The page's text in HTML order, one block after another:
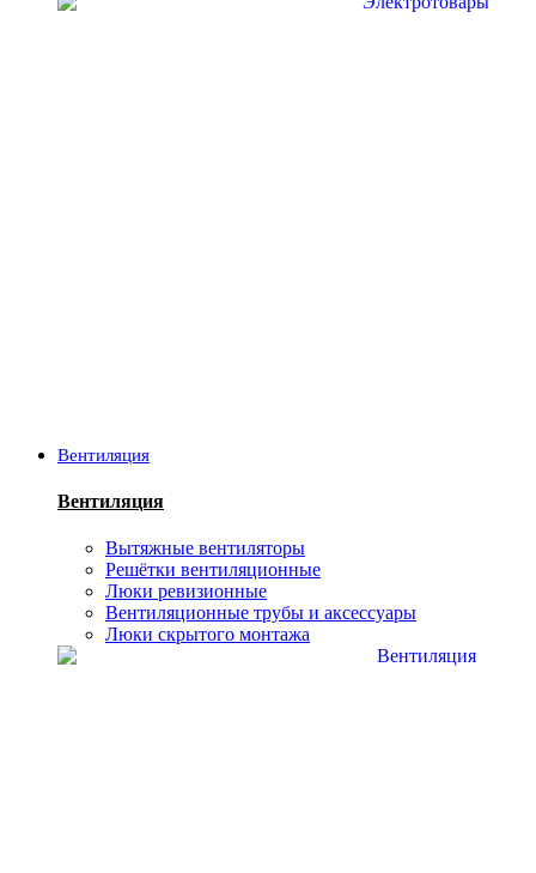
Вентиляция
Вентиляция
Вытяжные вентиляторы
Решётки вентиляционные
Люки ревизионные
Вентиляционные трубы и аксессуары
Люки скрытого монтажа